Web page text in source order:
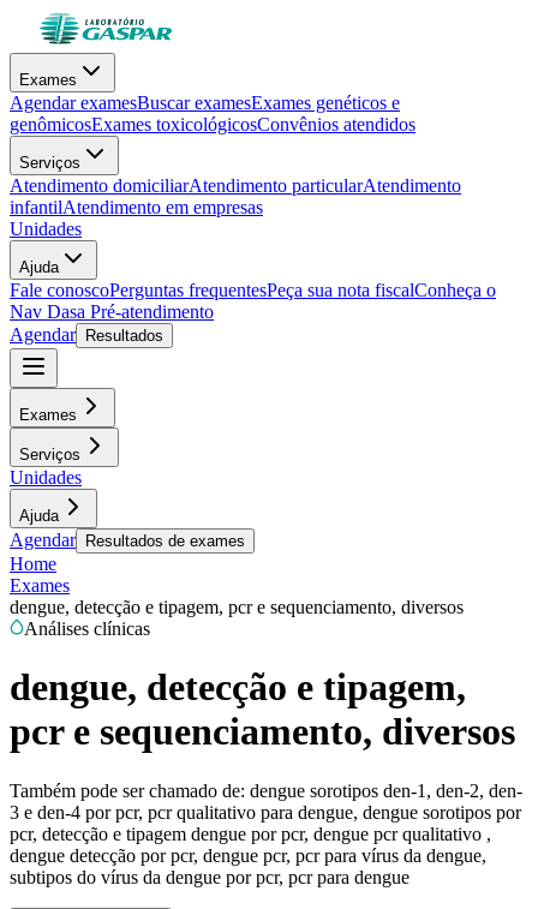
Exames
Agendar examesBuscar examesExames genéticos e
genômicosExames toxicológicosConvênios atendidos
Serviços
Atendimento domiciliarAtendimento particularAtendimento
infantilAtendimento em empresas
Unidades
Ajuda
Fale conoscoPerguntas frequentesPeça sua nota fiscalConheça o
Nav Dasa Pré-atendimento
Agendar
Resultados
Exames
Serviços
Unidades
Ajuda
Agendar Resultados de exames
Home
Exames
dengue, detecção e tipagem, pcr e sequenciamento, diversos
Análises clínicas
dengue, detecção e tipagem,
pcr e sequenciamento, diversos
Também pode ser chamado de: dengue sorotipos den-1, den-2, den-
3 e den-4 por pcr, pcr qualitativo para dengue, dengue sorotipos por
pcr, detecção e tipagem dengue por pcr, dengue pcr qualitativo ,
dengue detecção por pcr, dengue pcr, pcr para vírus da dengue,
subtipos do vírus da dengue por pcr, pcr para dengue